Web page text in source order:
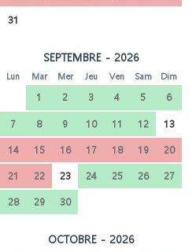
31
SEPTEMBRE - 2026
Lun Mar Mer Jeu Ven Sam Dim
1 2 3 4 5
6
7
8 9 10 11 12
13
14
15 16 17 18 19
20
21
22 23 24 25 26
27
28
29 30
OCTOBRE - 2026